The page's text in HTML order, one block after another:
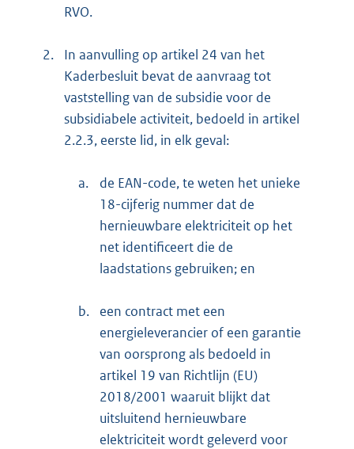
RVO.
2.
In aanvulling op artikel 24 van het
Kaderbesluit bevat de aanvraag tot
vaststelling van de subsidie voor de
subsidiabele activiteit, bedoeld in artikel
2.2.3, eerste lid, in elk geval:
a.
de EAN-code, te weten het unieke
18-cijferig nummer dat de
hernieuwbare elektriciteit op het
net identificeert die de
laadstations gebruiken; en
b.
een contract met een
energieleverancier of een garantie
van oorsprong als bedoeld in
artikel 19 van Richtlijn (EU)
2018/2001 waaruit blijkt dat
uitsluitend hernieuwbare
elektriciteit wordt geleverd voor